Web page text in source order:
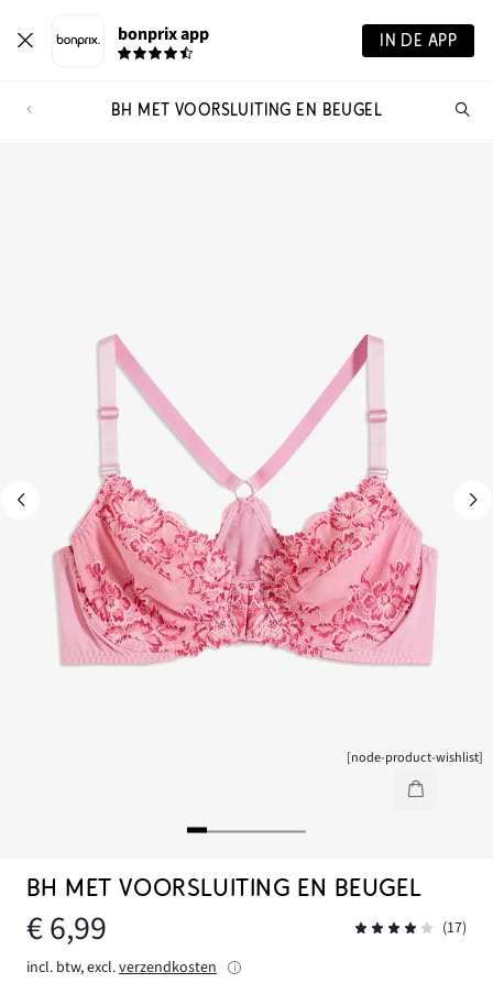
bonprix app IN DE APP
BH MET VOORSLUITING EN BEUGEL
[node-product-wishlist]
BH MET VOORSLUITING EN BEUGEL
€ 6,99
(17)
incl. btw, excl.verzendkosten